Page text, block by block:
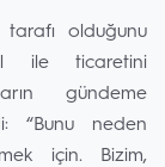
olduğunu
ile ticaretini
gündeme
“Bunu neden
için. Bizim,